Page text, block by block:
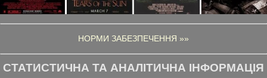
НОРМИ ЗАБЕЗПЕЧЕННЯ »»
СТАТИСТИЧНА ТА АНАЛІТИЧНА ІНФОРМАЦІЯ